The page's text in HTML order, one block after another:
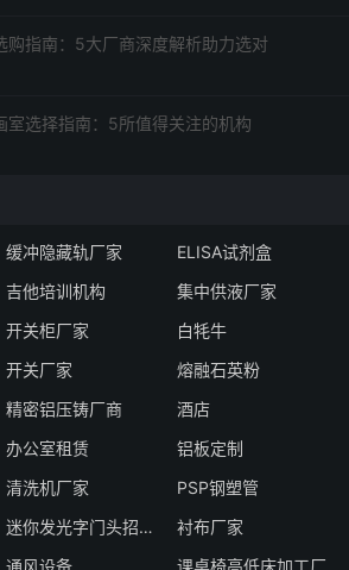
购指南：5大厂商深度解析助力选对
选择指南：5所值得关注的机构
缓冲隐藏轨厂家
ELISA试剂盒
吉他培训机构
集中供液厂家
开关柜厂家
白牦牛
开关厂家
熔融石英粉
精密铝压铸厂商
酒店
办公室租赁
铝板定制
清洗机厂家
PSP钢塑管
迷你发光字门头招牌厂家
衬布厂家
通风设备 课桌椅高低床加工厂